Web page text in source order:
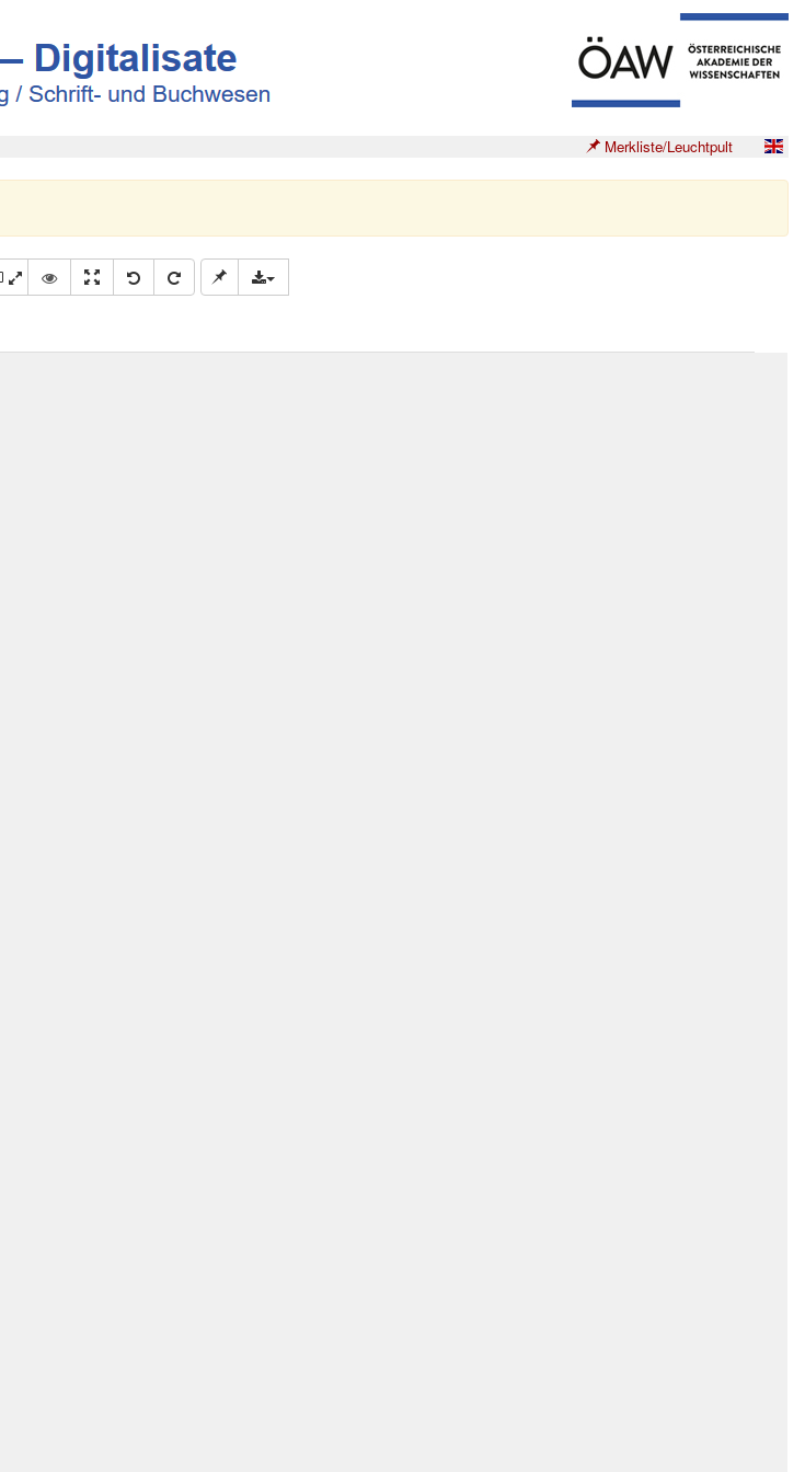
Merkliste/Leuchtpult